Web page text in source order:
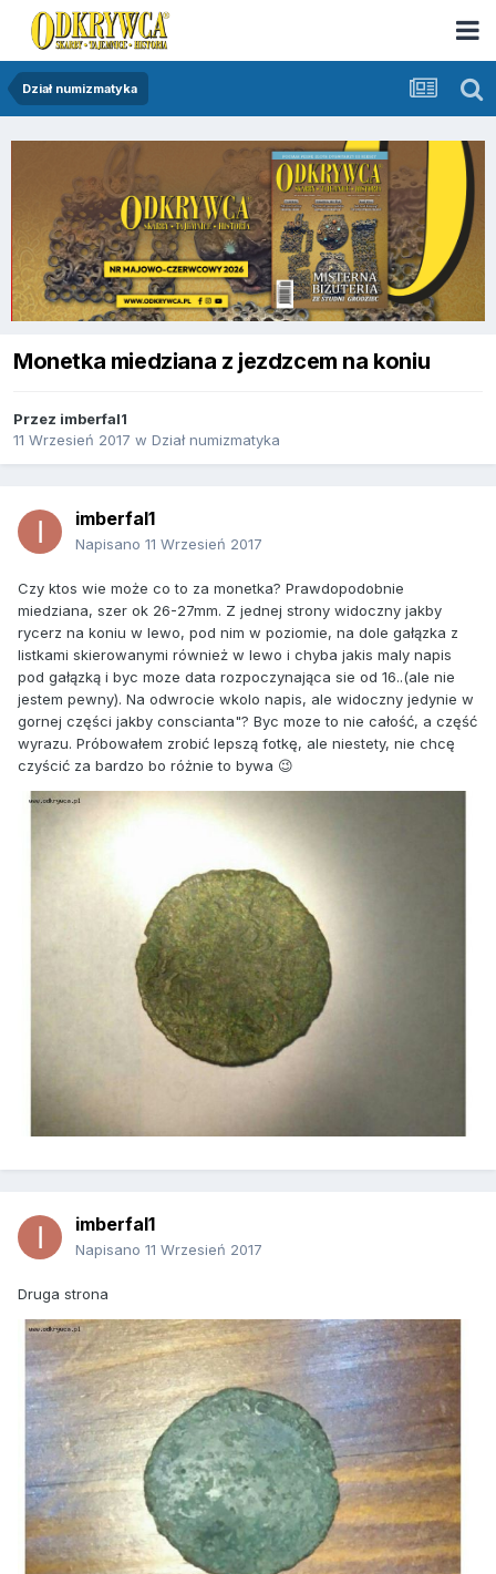
Dział numizmatyka
Monetka miedziana z jezdzcem na koniu
Przez imberfal1
11 Wrzesień 2017 w Dział numizmatyka
imberfal1
Napisano 11 Wrzesień 2017
Czy ktos wie może co to za monetka? Prawdopodobnie
miedziana, szer ok 26-27mm. Z jednej strony widoczny jakby
rycerz na koniu w lewo, pod nim w poziomie, na dole gałązka z
listkami skierowanymi również w lewo i chyba jakis maly napis
pod gałązką i byc moze data rozpoczynająca sie od 16..(ale nie
jestem pewny). Na odwrocie wkolo napis, ale widoczny jedynie w
gornej części jakby conscianta"? Byc moze to nie całość, a część
wyrazu. Próbowałem zrobić lepszą fotkę, ale niestety, nie chcę
czyścić za bardzo bo różnie to bywa 😉
imberfal1
Napisano 11 Wrzesień 2017
Druga strona